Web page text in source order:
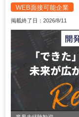
WEB面接可能企業
掲載終了日：2026/8/11